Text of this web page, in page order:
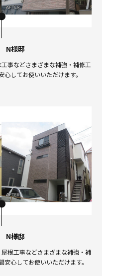
N様邸
事などさまざまな補強・補修工
してお使いいただけます。
N様邸
根工事などさまざまな補強・補
心してお使いいただけます。